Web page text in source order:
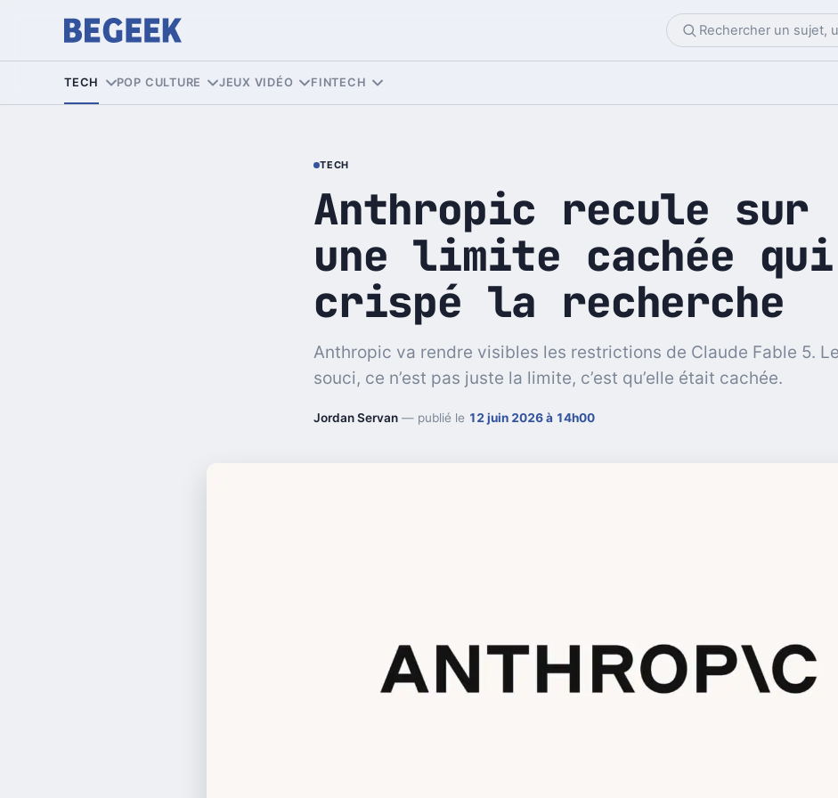
TECH POP CULTURE JEUX VIDÉO FINTECH
TECH
Anthropic recule sur
une limite cachée
crispé la recherche
Anthropic va rendre visibles les restrictions de Claude Fable 5. Le
souci, ce n’est pas juste la limite, c’est qu’elle était cachée.
Jordan Servan — publié le 12 juin 2026 à 14h00